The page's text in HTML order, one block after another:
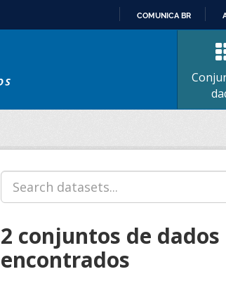
CONTEÚDO
COMUNICA BR
2 conjuntos de dados
encontrados